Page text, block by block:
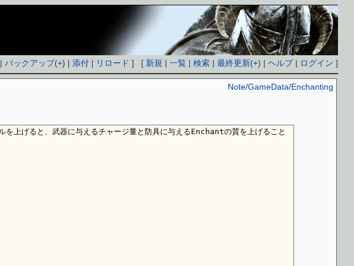
|バックアップ(+) |添付 | リロード ] [ 新規 |一覧 |検索 |最終更新(+) |ヘルプ| ログイン ]
Note/GameData/Enchanting